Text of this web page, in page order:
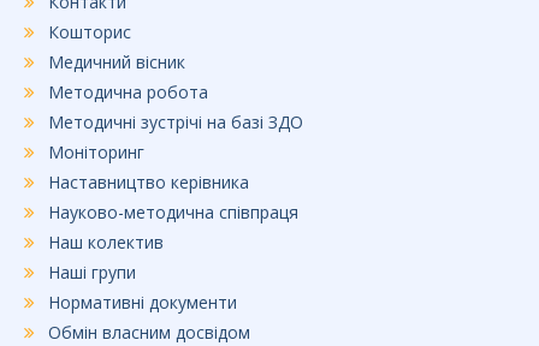
Кошторис
Медичний вісник
Методична робота
Методичні зустрічі на базі ЗДО
Моніторинг
Наставництво керівника
Науково-методична співпраця
Наш колектив
Наші групи
Нормативні документи
Обмін власним досвідом